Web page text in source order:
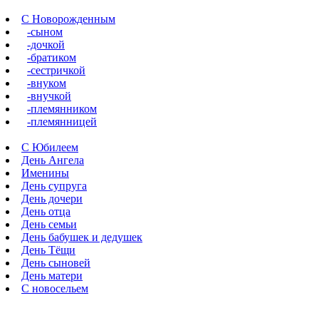
С Новорожденным
-сыном
-дочкой
-братиком
-сестричкой
-внуком
-внучкой
-племянником
-племянницей
С Юбилеем
День Ангела
Именины
День супруга
День дочери
День отца
День семьи
День бабушек и дедушек
День Тёщи
День сыновей
День матери
С новосельем